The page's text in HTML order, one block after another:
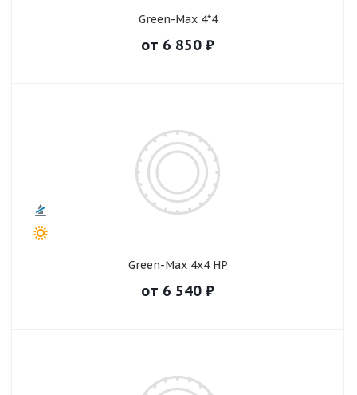
Green-Max 4*4
от 6 850 ₽
Green-Max 4x4 HP
от 6 540 ₽